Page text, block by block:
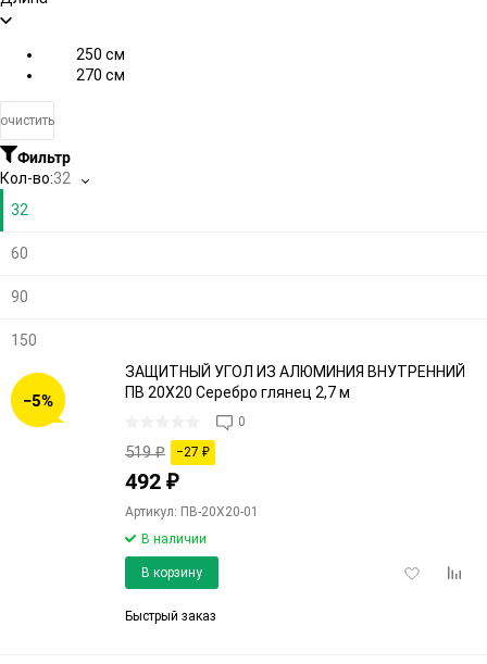
250 см
270 см
очистить
Фильтр
Плитка
Подробно
Компактно
Кол-во:32
32
60
90
150
−5%
ЗАЩИТНЫЙ УГОЛ ИЗ АЛЮМИНИЯ ВНУТРЕННИЙ
ПВ 20Х20 Серебро глянец 2,7 м
0
519₽ −27 ₽
492 ₽
Артикул: ПВ-20Х20-01
В наличии
Добавить
В корзину
Быстрый заказ